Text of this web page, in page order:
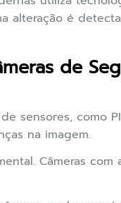
alteração é
de
sensores, como
na imagem.
Câmeras